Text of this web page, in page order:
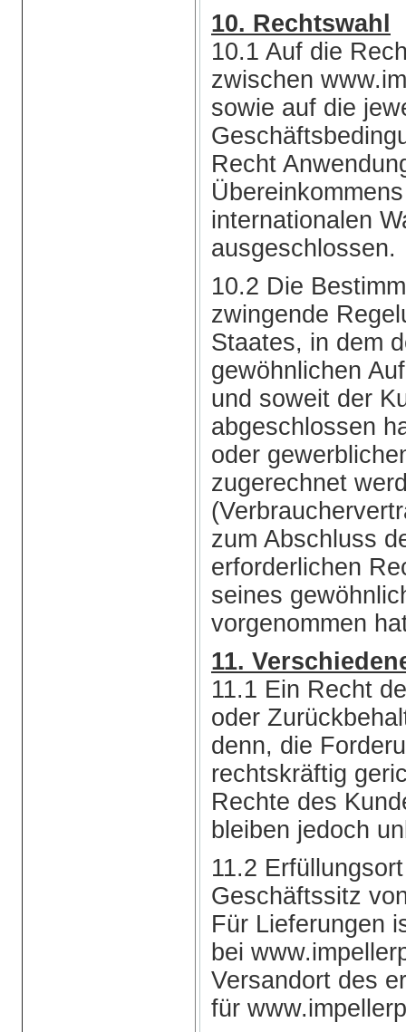
10. Rechtswahl
10.1 Auf die
zwischen
sowie auf die
Recht
internationalen
ausgeschlossen.
10.2 Die
zwingende
Staates, in dem
gewöhnlichen
und soweit der
abgeschlossen
oder
zugerechnet
zum Abschluss
erforderlichen
seines
vorgenommen
11.
11.1 Ein Recht
oder
denn, die
rechtskräftig
Rechte des
bleiben jedoch
11.2
Geschäftssitz
Für Lieferungen
bei
Versandort des
für